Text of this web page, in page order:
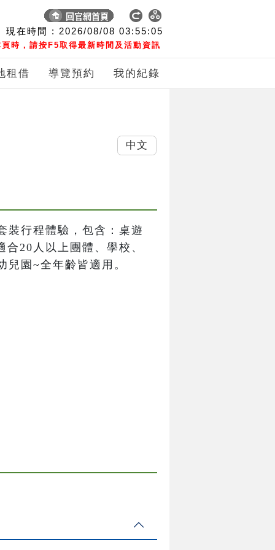
現在時間 : 2026/08/08 03:55:06
時，請按F5取得最新時間及活動資訊
租借 導覽預約 我的紀錄
裝行程體驗，包含：桌遊
20人以上團體、學校、
園~全年齡皆適用。